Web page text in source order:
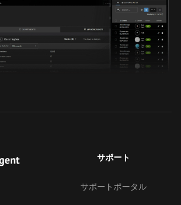
サポート
サポートポータル